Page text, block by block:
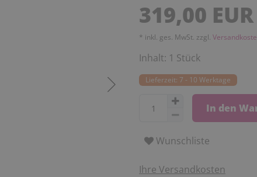
319,00 EUR
* inkl. ges. MwSt. zzgl.
Inhalt: 1 Stück
Lieferzeit: 7 - 10 Werktage
In den
Wunschliste
Ihre Versandkosten